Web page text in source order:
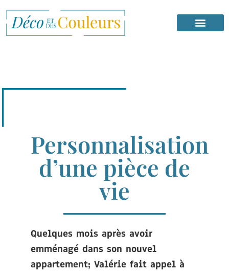
Personnalisation
d’une pièce de
vie
Quelques mois après avoir
emménagé dans son nouvel
appartement; Valérie fait appel à